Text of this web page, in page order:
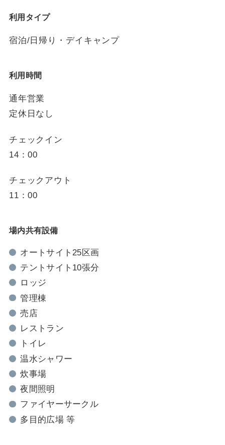
利用タイプ
宿泊/日帰り・デイキャンプ
利用時間
通年営業
定休日なし
チェックイン
14：00
チェックアウト
11：00
場内共有設備
オートサイト25区画
テントサイト10張分
ロッジ
管理棟
売店
レストラン
トイレ
温水シャワー
炊事場
夜間照明
ファイヤーサークル
多目的広場 等